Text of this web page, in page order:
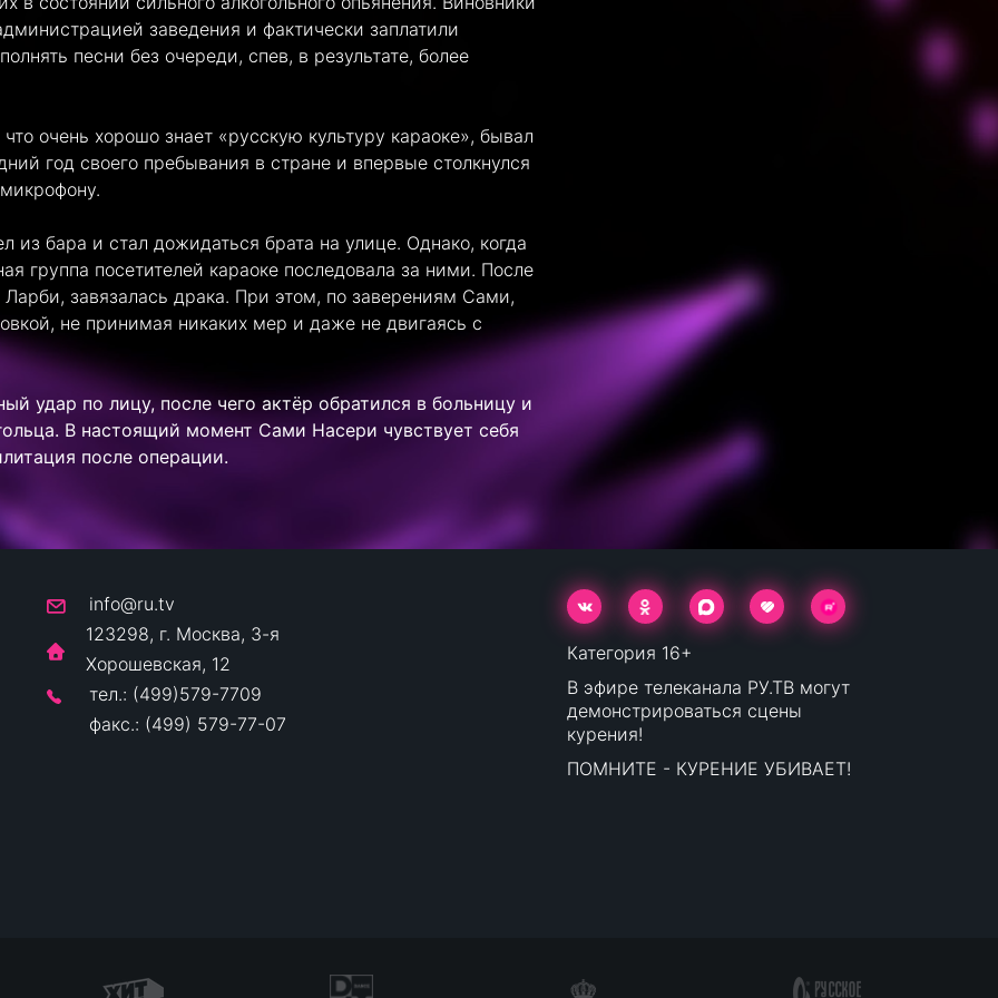
заведения и фактически заплатили
песни без очереди, спев, в результате, более
очень хорошо знает «русскую культуру караоке», бывал
год своего пребывания в стране и впервые столкнулся
бара и стал дожидаться брата на улице. Однако, когда
группа посетителей караоке последовала за ними. После
Ларби, завязалась драка. При этом, по заверениям Сами,
не принимая никаких мер и даже не двигаясь с
удар по лицу, после чего актёр обратился в больницу и
В настоящий момент Сами Насери чувствует себя
после операции.
info@ru.tv
123298, г. Москва, 3-я
Хорошевская, 12
тел.: (499)579-7709
факс.: (499) 579-77-07
Категория 16+
В эфире телеканала РУ.ТВ могут
демонстрироваться сцены
курения!
ПОМНИТЕ - КУРЕНИЕ УБИВАЕТ!